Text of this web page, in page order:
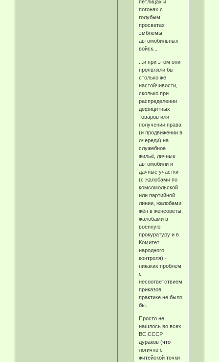
петлицах и
погонах с
голубым
просветах
эмблемы
автомобильных
войск...
...и при этом они
проявляли бы
столько же
настойчивости,
сколько при
распределении
дефицитных
товаров или
получении права
(и продвижении в
очереди) на
служебное
жильё, личные
автомобили и
дачные участки
(с жалобами по
комсомольской
или партийной
линии, жалобами
жён в женсоветы,
жалобами в
военную
прокуратуру и в
Комитет
народного
контроля) -
никаких проблем
с
несоответствием
приказов
практике не было
бы.
Просто не
нашлось во всех
ВС СССР
дураков (что
логично с
житейской точки